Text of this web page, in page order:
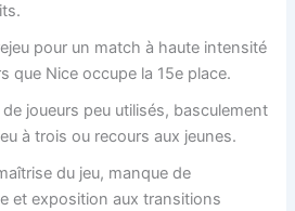
pour un match à haute intensité
que Nice occupe la 15e place.
de joueurs peu utilisés, basculement
à trois ou recours aux jeunes.
du jeu, manque de
et exposition aux transitions